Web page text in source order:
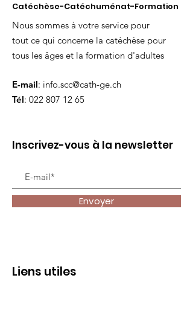
Catéchèse-Catéchuménat-Formation
Nous sommes à votre service pour
tout ce qui concerne la catéchèse pour
tous les âges et la formation d'adultes
E-mail: info.scc@cath-ge.ch
Tél: 022 807 12 65
Inscrivez-vous à la newsletter
Envoyer
Liens utiles